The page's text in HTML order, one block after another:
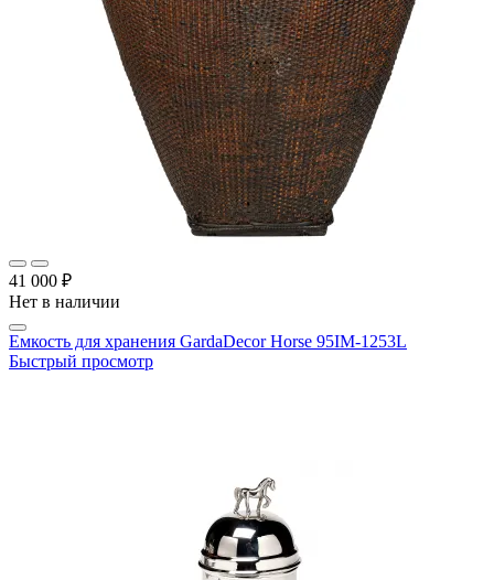
41 000 ₽
Нет в наличии
Емкость для хранения GardaDecor Horse 95IM-1253L
Быстрый просмотр